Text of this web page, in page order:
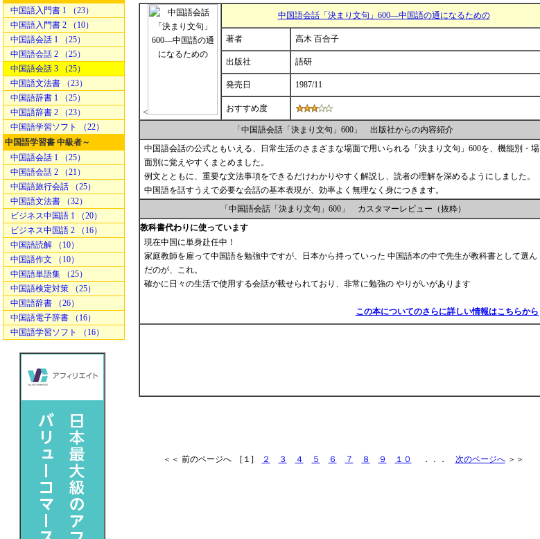
中国語入門書 1 （23）
中国語入門書 2 （10）
中国語会話 1 （25）
中国語会話 2 （25）
中国語会話 3 （25）
中国語文法書 （23）
中国語辞書 1 （25）
中国語辞書 2 （23）
中国語学習ソフト （22）
中国語学習書 中級者～
中国語会話 1 （25）
中国語会話 2 （21）
中国語旅行会話 （25）
中国語文法書 （32）
ビジネス中国語 1 （20）
ビジネス中国語 2 （16）
中国語読解 （10）
中国語作文 （10）
中国語単語集 （25）
中国語検定対策 （25）
中国語辞書 （26）
中国語電子辞書 （16）
中国語学習ソフト （16）
<
中国語会話「決まり文句」600―中国語の通になるための
著者 高木 百合子
出版社 語研
発売日 1987/11
おすすめ度
「中国語会話「決まり文句」600」 出版社からの内容紹介
中国語会話の公式ともいえる、日常生活のさまざまな場面で用いられる「決まり文句」600を、機能別・場
面別に覚えやすくまとめました。
例文とともに、重要な文法事項をできるだけわかりやすく解説し、読者の理解を深めるようにしました。
中国語を話すうえで必要な会話の基本表現が、効率よく無理なく身につきます。
「中国語会話「決まり文句」600」 カスタマーレビュー（抜粋）
教科書代わりに使っています
現在中国に単身赴任中！
家庭教師を雇って中国語を勉強中ですが、日本から持っていった 中国語本の中で先生が教科書として選ん
だのが、これ。
確かに日々の生活で使用する会話が載せられており、非常に勉強の やりがいがあります
この本についてのさらに詳しい情報はこちらから
＜＜ 前のページへ [１] ２ ３ ４ ５ ６ ７ ８ ９ １０ ．．． 次のページへ＞＞